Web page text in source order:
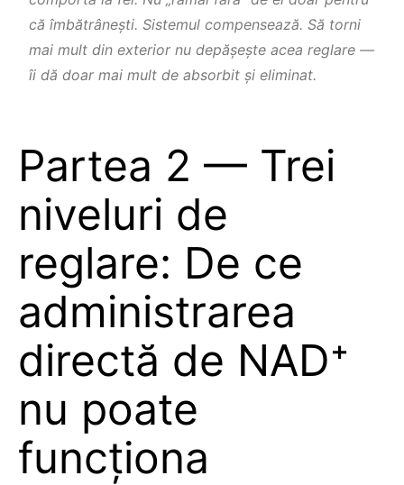
că îmbătrâneşti. Sistemul compensează. Să torni
mai mult din exterior nu depăşeşte acea reglare —
îi dă doar mai mult de absorbit şi eliminat.
Partea 2 — Trei
niveluri de
reglare: De ce
administrarea
directă de NAD⁺
nu poate
funcționa